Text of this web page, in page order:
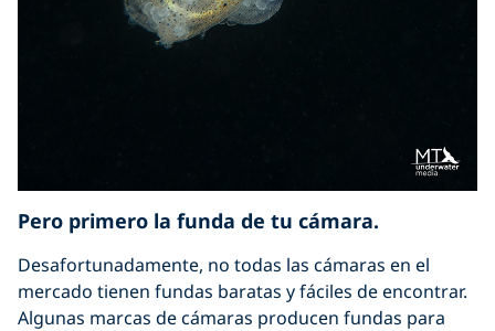
Pero primero la funda de tu cámara.
Desafortunadamente, no todas las cámaras en el
mercado tienen fundas baratas y fáciles de encontrar.
Algunas marcas de cámaras producen fundas para